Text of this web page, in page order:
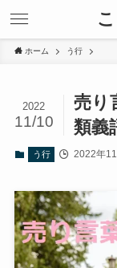
ホーム う行
売り
類義
2022
11/10
う行 2022年